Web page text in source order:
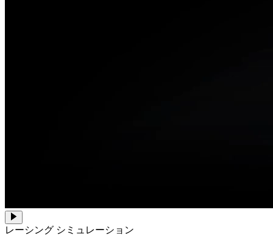
レーシング シミュレーション